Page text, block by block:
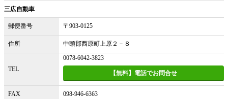
三広自動車
郵便番号 〒903-0125
住所 中頭郡西原町上原２－８
TEL
0078-6042-3823
【無料】電話でお問合せ
FAX 098-946-6363